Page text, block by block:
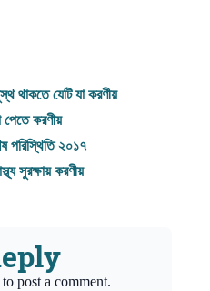
থাকতে যেটি যা করণীয়
করণীয়
পরিস্থিতি ২০১৭
সুরক্ষায় করণীয়
to post a comment.